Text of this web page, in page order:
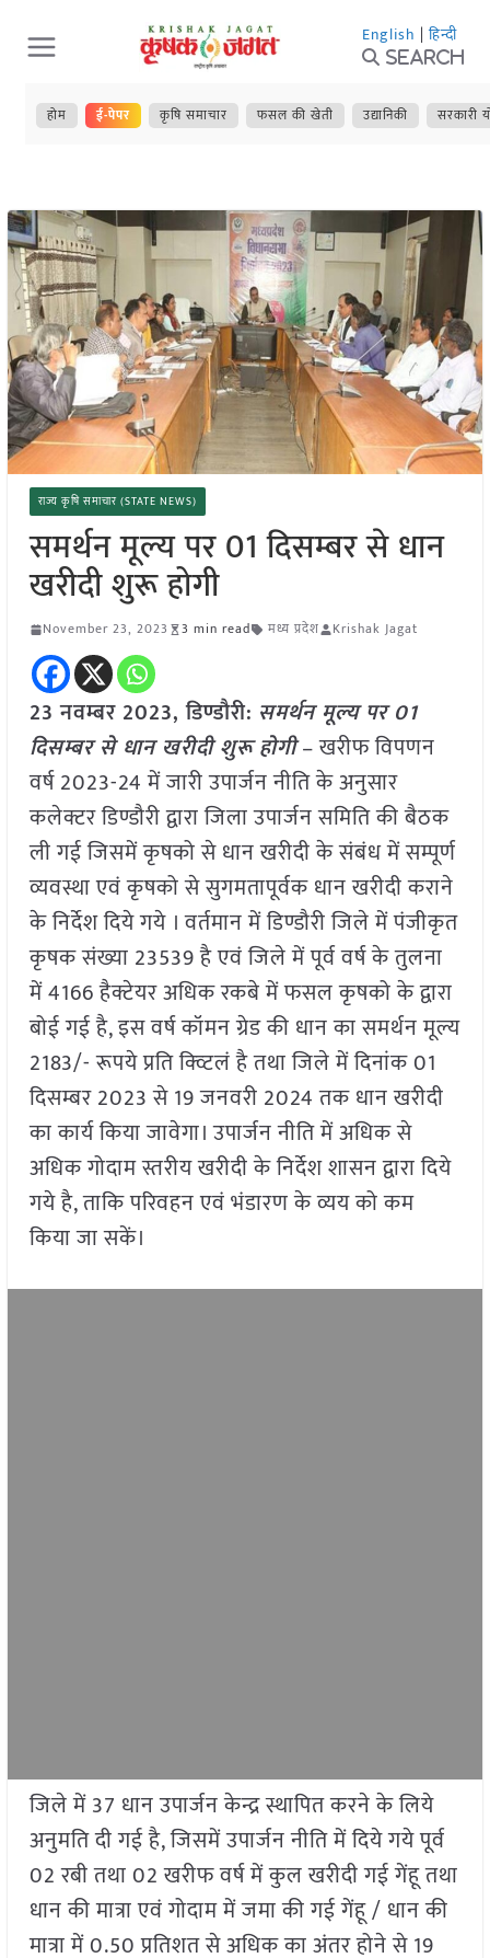
Skip
to
content
English | हिन्दी
Search
होम ई-पेपर कृषि समाचार फसल की खेती उद्यानिकी सरकारी
राज्य कृषि समाचार (STATE NEWS)
समर्थन मूल्य पर 01 दिसम्बर से धान
खरीदी शुरू होगी
November 23, 2023 3 min read मध्य प्रदेश Krishak Jagat
23 नवम्बर 2023, डिण्डौरी: समर्थन मूल्य पर 01
दिसम्बर से धान खरीदी शुरू होगी– खरीफ विपणन
वर्ष 2023-24 में जारी उपार्जन नीति के अनुसार
कलेक्टर डिण्डौरी द्वारा जिला उपार्जन समिति की बैठक
ली गई जिसमें कृषको से धान खरीदी के संबंध में सम्पूर्ण
व्यवस्था एवं कृषको से सुगमतापूर्वक धान खरीदी कराने
के निर्देश दिये गये । वर्तमान में डिण्डौरी जिले में पंजीकृत
कृषक संख्या 23539 है एवं जिले में पूर्व वर्ष के तुलना
में 4166 हैक्टेयर अधिक रकबे में फसल कृषको के द्वारा
बोई गई है, इस वर्ष कॉमन ग्रेड की धान का समर्थन मूल्य
2183/- रूपये प्रति क्व्टिलं है तथा जिले में दिनांक 01
दिसम्बर 2023 से 19 जनवरी 2024 तक धान खरीदी
का कार्य किया जावेगा। उपार्जन नीति में अधिक से
अधिक गोदाम स्तरीय खरीदी के निर्देश शासन द्वारा दिये
गये है, ताकि परिवहन एवं भंडारण के व्यय को कम
किया जा सकें।
जिले में 37 धान उपार्जन केन्द्र स्थापित करने के लिये
अनुमति दी गई है, जिसमें उपार्जन नीति में दिये गये पूर्व
02 रबी तथा 02 खरीफ वर्ष में कुल खरीदी गई गेंहू तथा
धान की मात्रा एवं गोदाम में जमा की गई गेंहू / धान की
मात्रा में 0.50 प्रतिशत से अधिक का अंतर होने से 19